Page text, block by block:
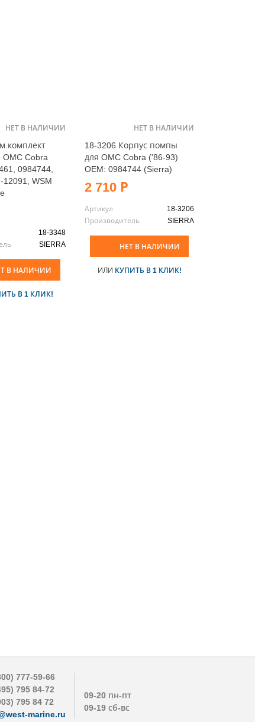
НЕТ В НАЛИЧИИ
Cobra
0984744,
12091, WSM
18-3348
SIERRA
В НАЛИЧИИ
В 1 КЛИК!
НЕТ В НАЛИЧИИ
18-3206 Корпус помпы
для OMC Cobra ('86-93)
OEM: 0984744 (Sierra)
2 710 Р
Артикул
18-3206
Производитель
SIERRA
НЕТ В НАЛИЧИИ
ИЛИ КУПИТЬ В 1 КЛИК!
777-59-66
795 84-72
795 84 72
marine.ru
09-20 пн-пт
09-19 сб-вс